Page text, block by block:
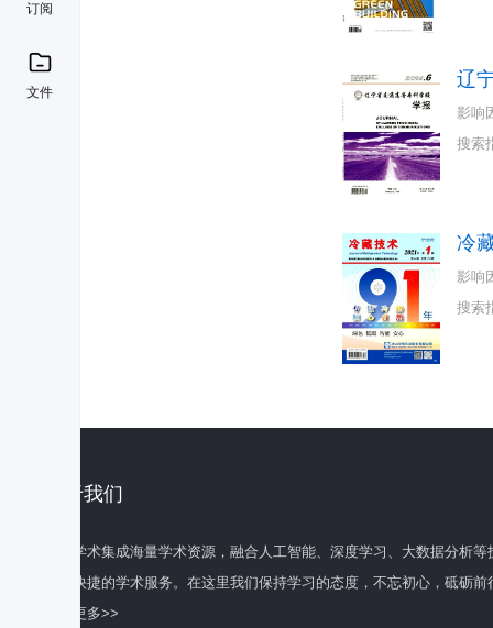
订阅
文件
辽
影响
搜索
冷
影响
搜索
关于我们
百度学术集成海量学术资源，融合人工智能、深度学习、大数据分析
全面快捷的学术服务。在这里我们保持学习的态度，不忘初心，砥砺前
了解更多>>